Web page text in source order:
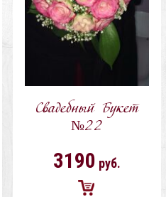
Свадебный Букет
№22
3190 руб.